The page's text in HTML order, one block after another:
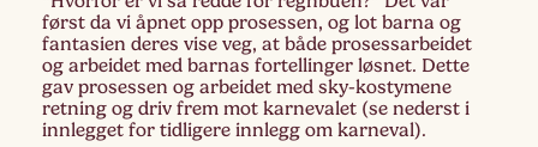
først da vi åpnet opp prosessen, og lot barna og
fantasien deres vise veg, at både prosessarbeidet
og arbeidet med barnas fortellinger løsnet. Dette
gav prosessen og arbeidet med sky-kostymene
retning og driv frem mot karnevalet (se nederst i
innlegget for tidligere innlegg om karneval).